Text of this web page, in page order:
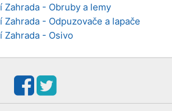
- Obruby a lemy
- Odpuzovače a lapače
Zahrada - Osivo